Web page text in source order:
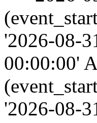
'2026-08-
00:00:00'
'2026-08-